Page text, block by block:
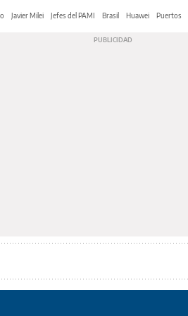
Javier Milei Jefes del PAMI Brasil Huawei Puertos